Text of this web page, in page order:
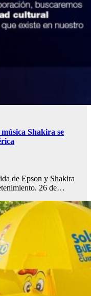
Shakira se
de Epson y Shakira
26 de…